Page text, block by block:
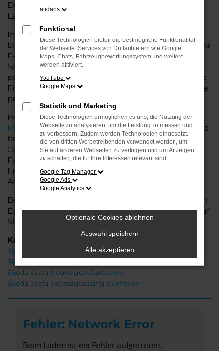
Design, das sowohl in der Stadt als auch auf dem
Land glänzt.
Ihr Škoda Autohaus in der Nähe von Cuxhaven
bietet Ihnen neben einer breiten Auswahl an Škoda
Fahrzeugen auch umfassende Beratung und
Service. Wir unterstützen Sie bei der Auswahl des
passenden Modells und bieten maßgeschneiderte
Finanzierungslösungen sowie Leasingoptionen, die
perfekt zu Ihrem Budget und Bedarf passen.
Profitieren Sie von zusätzlichen Services wie
Inzahlungnahme,Wartung und Reparaturendirekt
bei Ihrem Škoda Autohaus in der Nähe von
Cuxhaven. Mit unserer großen Auswahl an
Fahrzeugen und der professionellen Beratung
finden Sie bei uns das Fahrzeug, das Ihre
Ansprüche erfüllt.
Besuchen Sie uns und lassen Sie sich von unserem
Expertenteam beraten – der Škoda Scala wartet auf
Sie!
Kategorie
Škoda Scala Cuxhaven
Škoda Scala Gebrauchtwagen Cuxhaven
Škoda Scala Neuwagen Cuxhaven
Škoda Scala Tageszulassung Cuxhaven
Fehler: Network Error
Beim Laden ist ein Fehler aufgetreten.
audaris
Funktional
Diese Technologien bieten die bestmögliche Funktionalität
der Webseite. Services von Drittanbietern wie Google
Maps, Chats, Fahrzeugbewertungssystem und weitere
werden aktiviert.
YouTube
Google Maps
Statistik und Marketing
Diese Technologien ermöglichen es uns, die Nutzung der
Webseite zu analysieren, um die Leistung zu messen und
zu verbessern. Zudem werden Technologien eingesetzt,
die von dritten Werbetreibenden verwendet werden, um
Sie auf anderen Webseiten zu verfolgen und um Anzeigen
zu schalten, die für Ihre Interessen relevant sind.
Google Tag Manager
Google Ads
Google Analytics
Optionale Cookies ablehnen
Auswahl speichern
Alle akzeptieren